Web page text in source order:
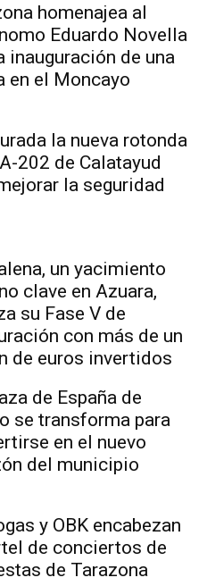
homenajea al
Eduardo Novella
inauguración de una
en el Moncayo
la nueva rotonda
202 de Calatayud
la seguridad
un yacimiento
clave en Azuara,
su Fase V de
con más de un
de euros invertidos
de España de
se transforma para
en el nuevo
del municipio
y OBK encabezan
de conciertos de
de Tarazona